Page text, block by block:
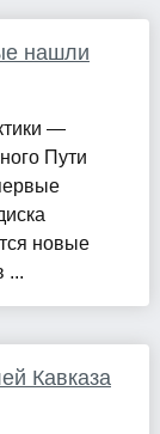
нашли
—
Пути
новые
...
Кавказа